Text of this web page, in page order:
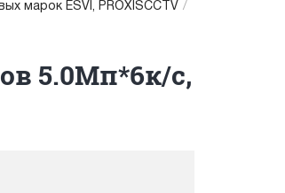
марок ESVI, PROXISCCTV /
5.0Мп*6к/с,